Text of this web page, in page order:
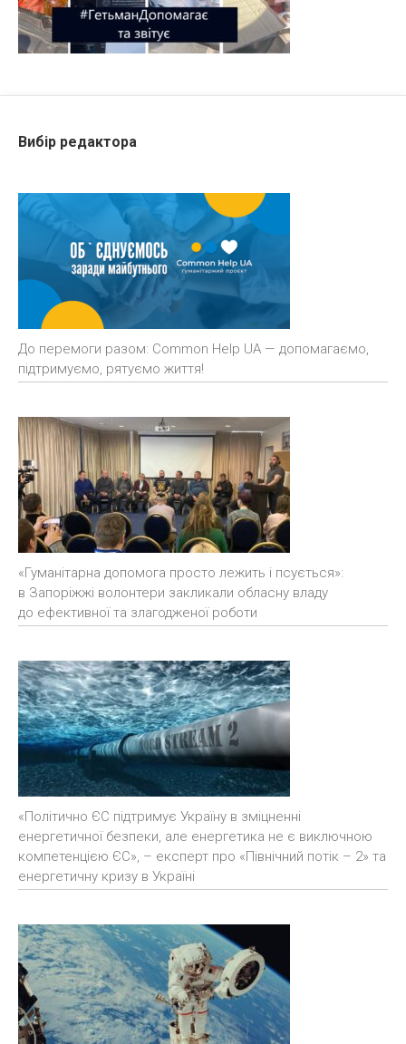
Вибір редактора
До перемоги разом: Common Help UA — допомагаємо,
підтримуємо, рятуємо життя!
«Гуманітарна допомога просто лежить і псується»:
в Запоріжжі волонтери закликали обласну владу
до ефективної та злагодженої роботи
«Політично ЄС підтримує Україну в зміцненні
енергетичної безпеки, але енергетика не є виключною
компетенцією ЄС», – експерт про «Північний потік – 2» та
енергетичну кризу в Україні